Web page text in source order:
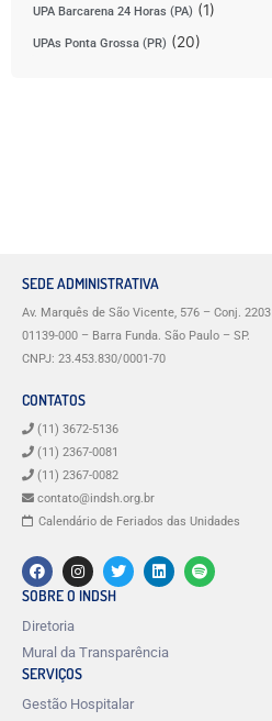
UPA Barcarena 24 Horas (PA) (1)
UPAs Ponta Grossa (PR) (20)
SEDE ADMINISTRATIVA
Av. Marquês de São Vicente, 576 – Conj. 2203
01139-000 – Barra Funda. São Paulo – SP.
CNPJ: 23.453.830/0001-70
CONTATOS
(11) 3672-5136
(11) 2367-0081
(11) 2367-0082
contato@indsh.org.br
Calendário de Feriados das Unidades
SOBRE O INDSH
Diretoria
Mural da Transparência
SERVIÇOS
Gestão Hospitalar